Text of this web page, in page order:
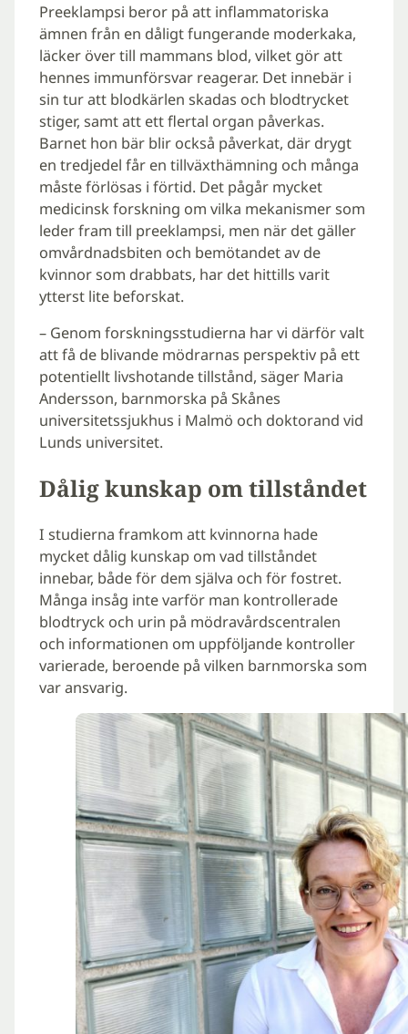
Preeklampsi beror på att inflammatoriska
ämnen från en dåligt fungerande moderkaka,
läcker över till mammans blod, vilket gör att
hennes immunförsvar reagerar. Det innebär i
sin tur att blodkärlen skadas och blodtrycket
stiger, samt att ett flertal organ påverkas.
Barnet hon bär blir också påverkat, där drygt
en tredjedel får en tillväxthämning och många
måste förlösas i förtid. Det pågår mycket
medicinsk forskning om vilka mekanismer som
leder fram till preeklampsi, men när det gäller
omvårdnadsbiten och bemötandet av de
kvinnor som drabbats, har det hittills varit
ytterst lite beforskat.
– Genom forskningsstudierna har vi därför valt
att få de blivande mödrarnas perspektiv på ett
potentiellt livshotande tillstånd, säger Maria
Andersson, barnmorska på Skånes
universitetssjukhus i Malmö och doktorand vid
Lunds universitet.
Dålig kunskap om tillståndet
I studierna framkom att kvinnorna hade
mycket dålig kunskap om vad tillståndet
innebar, både för dem själva och för fostret.
Många insåg inte varför man kontrollerade
blodtryck och urin på mödravårdscentralen
och informationen om uppföljande kontroller
varierade, beroende på vilken barnmorska som
var ansvarig.